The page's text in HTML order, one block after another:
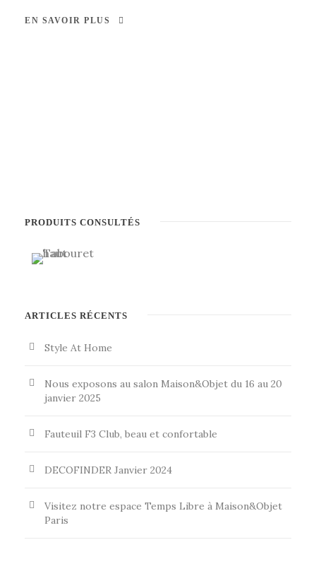
EN SAVOIR PLUS
PRODUITS CONSULTÉS
ARTICLES RÉCENTS
Style At Home
Nous exposons au salon Maison&Objet du 16 au 20
janvier 2025
Fauteuil F3 Club, beau et confortable
DECOFINDER Janvier 2024
Visitez notre espace Temps Libre à Maison&Objet
Paris